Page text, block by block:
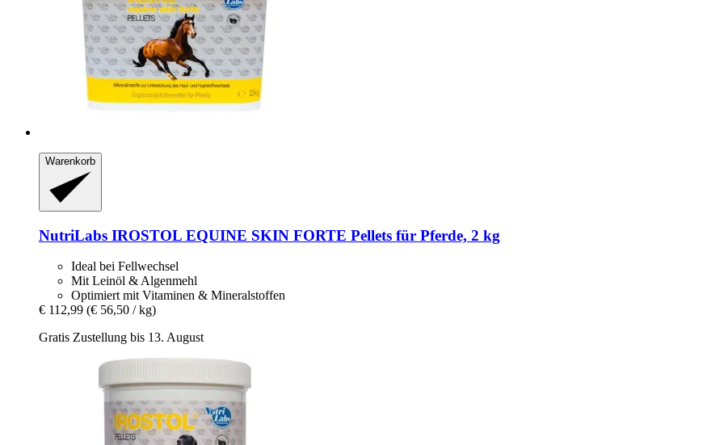
Warenkorb
NutriLabs IROSTOL EQUINE SKIN FORTE Pellets für Pferde, 2 kg
Ideal bei Fellwechsel
Mit Leinöl & Algenmehl
Optimiert mit Vitaminen & Mineralstoffen
€ 112,99 (€ 56,50 / kg)
Gratis Zustellung bis 13. August